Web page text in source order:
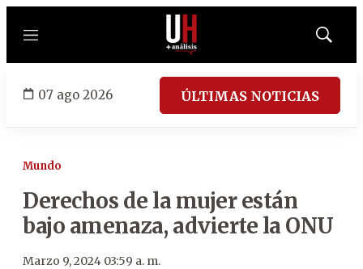
Menú
Mostrar
07 ago 2026 ÚLTIMAS NOTICIAS
Mundo
Derechos de la mujer están
bajo amenaza, advierte la ONU
Marzo 9, 2024 03:59 a. m.